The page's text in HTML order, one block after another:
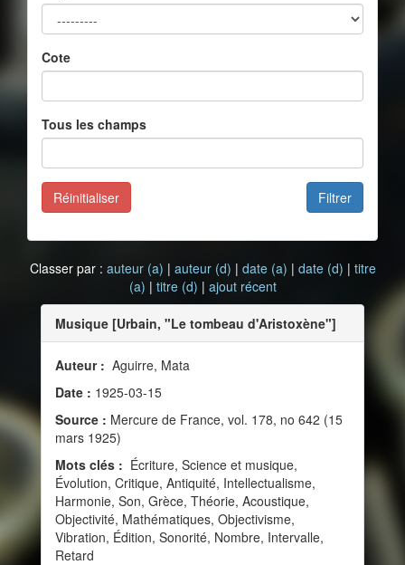
Cote
Tous les champs
Filtrer
Réinitialiser
Classer par : auteur (a) | auteur (d) | date (a) | date (d) | titre
(a) | titre (d) | ajout récent
Musique [Urbain, "Le tombeau d'Aristoxène"]
Auteur : Aguirre, Mata
Date : 1925-03-15
Source : Mercure de France, vol. 178, no 642 (15
mars 1925)
Mots clés : Écriture, Science et musique,
Évolution, Critique, Antiquité, Intellectualisme,
Harmonie, Son, Grèce, Théorie, Acoustique,
Objectivité, Mathématiques, Objectivisme,
Vibration, Édition, Sonorité, Nombre, Intervalle,
Retard